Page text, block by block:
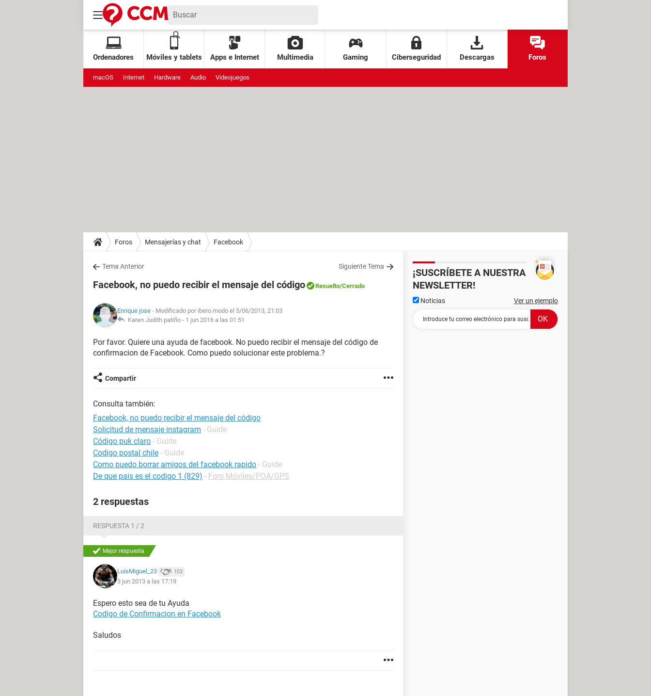
Ordenadores Móviles y tablets Apps e Internet Multimedia Gaming Ciberseguridad Descargas Foros
macOS Internet Hardware Audio Videojuegos
Foros Mensajerías y chat Facebook
Tema Anterior Siguiente Tema
Facebook, no puedo recibir el mensaje del código Resuelto/Cerrado
Enrique jose - Modificado por ibero.modo el 5/06/2013, 21:03
Karen Judith patiño - 1 jun 2016 a las 01:51
Por favor. Quiere una ayuda de facebook. No puedo recibir el mensaje del código de
confirmacion de Facebook. Como puedo solucionar este problema.?
Compartir
Consulta también:
Facebook, no puedo recibir el mensaje del código
Solicitud de mensaje instagram - Guide
Código puk claro - Guide
Codigo postal chile - Guide
Como puedo borrar amigos del facebook rapido - Guide
De que pais es el codigo 1 (829) - Foro Móviles/PDA/GPS
2 respuestas
RESPUESTA 1 / 2
Mejor respuesta
LuisMiguel_23 103
3 jun 2013 a las 17:19
Espero esto sea de tu Ayuda
Codigo de Confirmacion en Facebook
Saludos
¡SUSCRÍBETE A NUESTRA
NEWSLETTER!
Noticias Ver un ejemplo